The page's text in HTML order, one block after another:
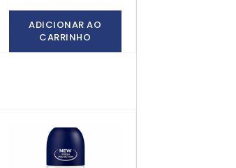
ADICIONAR AO
CARRINHO